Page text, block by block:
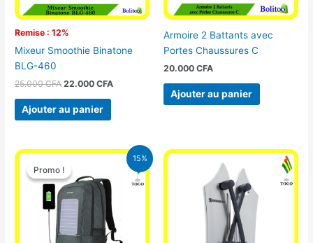
Remise : 12%
Mixeur Smoothie Binatone
BLG-460
25.000CFA 22.000CFA
Ajouter au panier
Armoire 2 Battants avec
Portes Chaussures C
20.000 CFA
Ajouter au panier
15%
Promo !
Promo !
Le
prix
initial
était :
29.500 CFA.
Le
prix
actuel